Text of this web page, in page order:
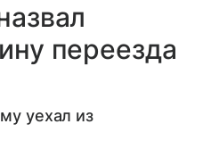
переезда
уехал из